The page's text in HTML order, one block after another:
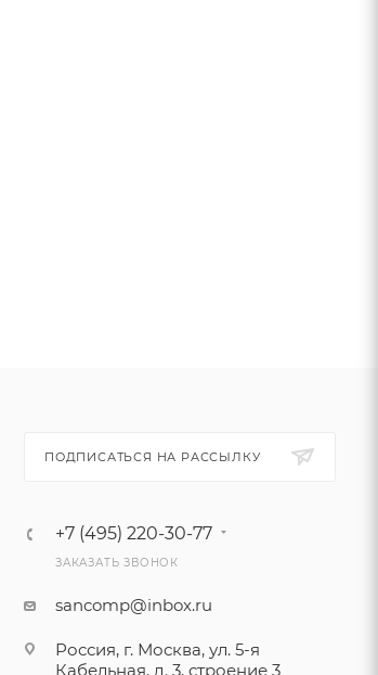
ПОДПИСАТЬСЯ НА РАССЫЛКУ
+7 (495) 220-30-77
ЗАКАЗАТЬ ЗВОНОК
sancomp@inbox.ru
Россия, г. Москва, ул. 5-я
Кабельная, д. 3, строение 3